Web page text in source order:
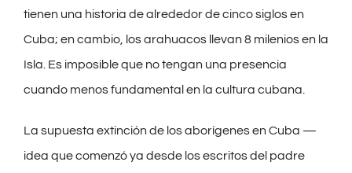
tienen una historia de alrededor de cinco siglos en
Cuba; en cambio, los arahuacos llevan 8 milenios en la
Isla. Es imposible que no tengan una presencia
cuando menos fundamental en la cultura cubana.
La supuesta extinción de los aborígenes en Cuba —
idea que comenzó ya desde los escritos del padre